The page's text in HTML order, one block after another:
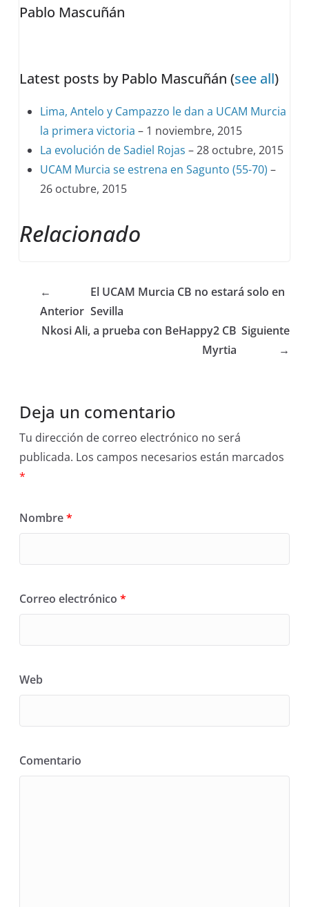
content
Pablo Mascuñán
Latest posts by Pablo Mascuñán(see all)
Lima, Antelo y Campazzo le dan a UCAM Murcia
la primera victoria – 1 noviembre, 2015
La evolución de Sadiel Rojas – 28 octubre, 2015
UCAM Murcia se estrena en Sagunto (55-70) –
26 octubre, 2015
Relacionado
←
Anterior
El UCAM Murcia CB no estará solo en
Sevilla
Nkosi Ali, a prueba con BeHappy2 CB
Myrtia
Siguiente
→
Deja un comentario
Tu dirección de correo electrónico no será
publicada. Los campos necesarios están marcados
*
Nombre*
Correo electrónico*
Web
Comentario